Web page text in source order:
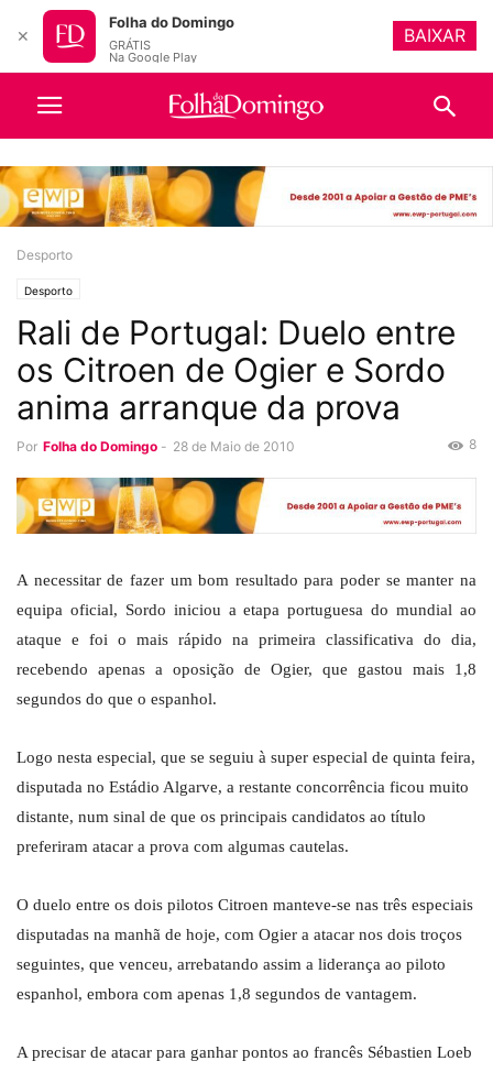
Desporto
Desporto
Rali de Portugal: Duelo entre
os Citroen de Ogier e Sordo
anima arranque da prova
Por Folha do Domingo - 28 de Maio de 2010 8
A necessitar de fazer um bom resultado para poder se manter na
equipa oficial, Sordo iniciou a etapa portuguesa do mundial ao
ataque e foi o mais rápido na primeira classificativa do dia,
recebendo apenas a oposição de Ogier, que gastou mais 1,8
segundos do que o espanhol.
Logo nesta especial, que se seguiu à super especial de quinta feira,
disputada no Estádio Algarve, a restante concorrência ficou muito
distante, num sinal de que os principais candidatos ao título
preferiram atacar a prova com algumas cautelas.
O duelo entre os dois pilotos Citroen manteve-se nas três especiais
disputadas na manhã de hoje, com Ogier a atacar nos dois troços
seguintes, que venceu, arrebatando assim a liderança ao piloto
espanhol, embora com apenas 1,8 segundos de vantagem.
A precisar de atacar para ganhar pontos ao francês Sébastien Loeb
✕
Folha do Domingo
GRÁTIS
Na Google Play
BAIXAR